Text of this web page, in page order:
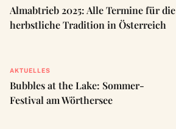
Almabtrieb 2025: Alle Termine für die
herbstliche Tradition in Österreich
AKTUELLES
Bubbles at the Lake: Sommer-
Festival am Wörthersee